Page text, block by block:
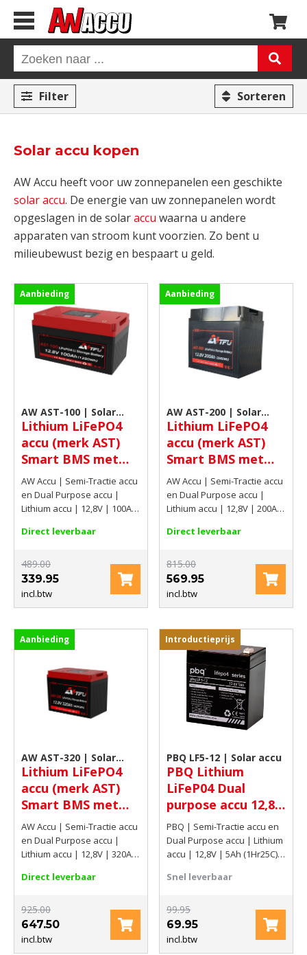
Filter Sorteren
Solar accu kopen
AW Accu heeft voor uw zonnepanelen een geschikte
solar accu. De energie van uw zonnepanelen wordt
opgeslagen in de solaraccu waarna u andere
apparaten van stroom kunt voorzien. Zo bent u
milieubewust bezig en bespaart u geld.
Aanbieding
AW AST-100 | Solar
accu
Lithium LiFePO4
accu (merk AST)
Smart BMS met
verwarming 12,8V
100Ah / 1280Wh
AW Accu | Semi-Tractie accu
en Dual Purpose accu |
Lithium accu | 12,8V | 100Ah
Direct leverbaar
489.00
339.95
incl.btw
Aanbieding
AW AST-200 | Solar
accu
Lithium LiFePO4
accu (merk AST)
Smart BMS met
verwarming 12,8V
200Ah (2560Wh)
AW Accu | Semi-Tractie accu
en Dual Purpose accu |
Lithium accu | 12,8V | 200Ah
Direct leverbaar
815.00
569.95
incl.btw
Aanbieding
AW AST-320 | Solar
accu
Lithium LiFePO4
accu (merk AST)
Smart BMS met
verwarming 12,8V
320Ah (4096Wh)
AW Accu | Semi-Tractie accu
en Dual Purpose accu |
Lithium accu | 12,8V | 320Ah
Direct leverbaar
925.00
647.50
incl.btw
Introductieprijs
PBQ LF5-12 | Solar accu
PBQ Lithium
LiFeP04 Dual
purpose accu 12,8V
5Ah (1Hr25C) 64Wh
PBQ | Semi-Tractie accu en
Dual Purpose accu | Lithium
accu | 12,8V | 5Ah (1Hr25C) |
Snel leverbaar
99.95
69.95
incl.btw